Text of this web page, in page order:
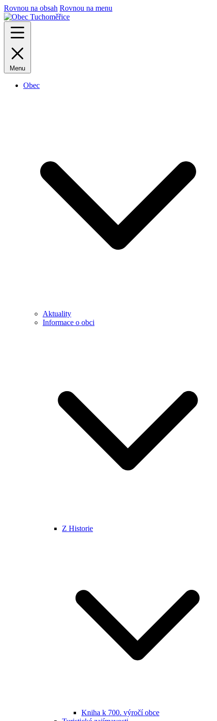
Rovnou na obsah Rovnou na menu
Menu
Obec
Aktuality
Informace o obci
Z Historie
Kniha k 700. výročí obce